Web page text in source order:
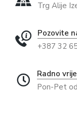
Trg Alije
Pozovite
+387 32
Radno
Pon-Pet